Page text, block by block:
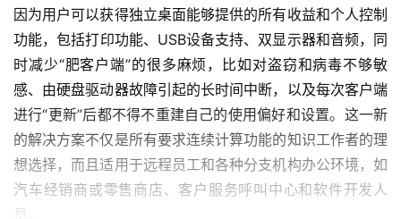
因为用户可以获得独立桌面能够提供的所有收益和个人控制
功能，包括打印功能、USB设备支持、双显示器和音频，同
时减少“肥客户端”的很多麻烦，比如对盗窃和病毒不够敏
感、由硬盘驱动器故障引起的长时间中断，以及每次客户端
进行“更新”后都不得不重建自己的使用偏好和设置。这一新
的解决方案不仅是所有要求连续计算功能的知识工作者的理
想选择，而且适用于远程员工和各种分支机构办公环境，如
汽车经销商或零售商店、客户服务呼叫中心和软件开发人
员。